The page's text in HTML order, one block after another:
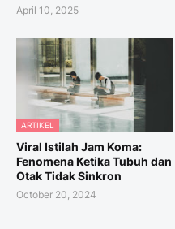
April 10, 2025
ARTIKEL
Viral Istilah Jam Koma:
Fenomena Ketika Tubuh dan
Otak Tidak Sinkron
October 20, 2024